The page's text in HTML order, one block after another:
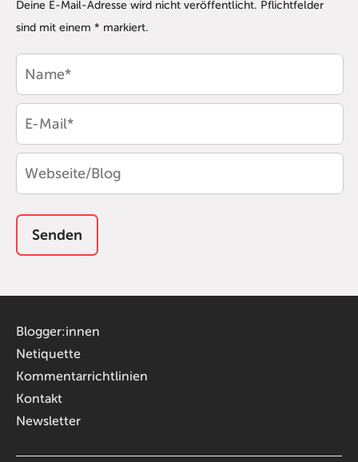
Deine E-Mail-Adresse wird nicht veröffentlicht. Pflichtfelder
sind mit einem * markiert.
Blogger:innen
Netiquette
Kommentarrichtlinien
Kontakt
Newsletter